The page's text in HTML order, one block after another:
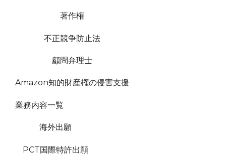
著作権
不正競争防止法
顧問弁理士
Amazon知的財産権の侵害支援
業務内容一覧
海外出願
PCT国際特許出願